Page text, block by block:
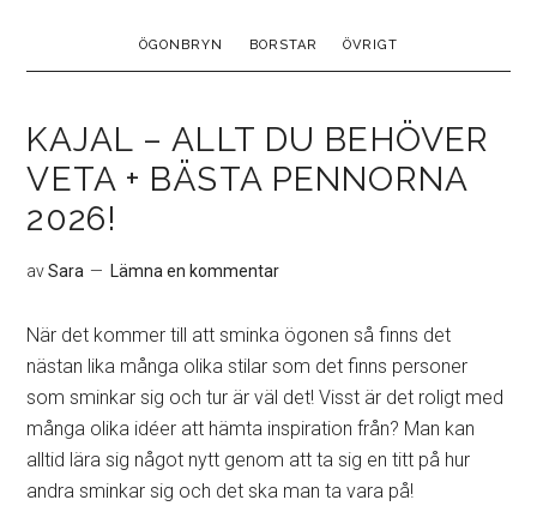
ÖGONBRYN BORSTAR ÖVRIGT
KAJAL – ALLT DU BEHÖVER
VETA + BÄSTA PENNORNA
2026!
avSara Lämna en kommentar
När det kommer till att sminka ögonen så finns det
nästan lika många olika stilar som det finns personer
som sminkar sig och tur är väl det! Visst är det roligt med
många olika idéer att hämta inspiration från? Man kan
alltid lära sig något nytt genom att ta sig en titt på hur
andra sminkar sig och det ska man ta vara på!